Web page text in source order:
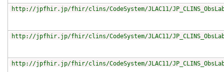
http://jpfhir.jp/fhir/clins/CodeSystem/JLAC11/
http://jpfhir.jp/fhir/clins/CodeSystem/JLAC11/
http://jpfhir.jp/fhir/clins/CodeSystem/JLAC11/